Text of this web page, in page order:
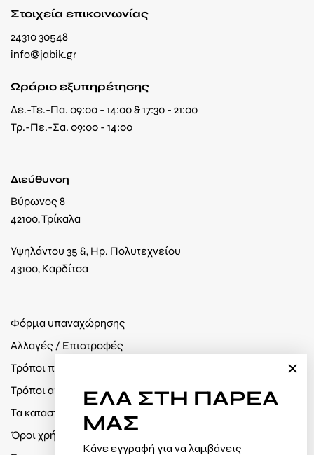
Στοιχεία επικοινωνίας
24310 30548
info@jabik.gr
Ωράριο εξυπηρέτησης
Δε.-Τε.-Πα. 09:00 - 14:00 & 17:30 - 21:00
Τρ.-Πε.-Σα. 09:00 - 14:00
Διεύθυνση
Βύρωνος 8
42100, Τρίκαλα
Υψηλάντου 35 &, Ηρ. Πολυτεχνείου
43100, Καρδίτσα
Φόρμα υπαναχώρησης
Αλλαγές / Επιστροφές
Τρόποι πληρωμής
Τρόποι αποστολής
Τα καταστήματά μας
Όροι χρήσης / Πολιτική απορρήτου
ΕΛΑ ΣΤΗ ΠΑΡΕΑ
ΜΑΣ
Κάνε εγγραφή για να λαμβάνεις